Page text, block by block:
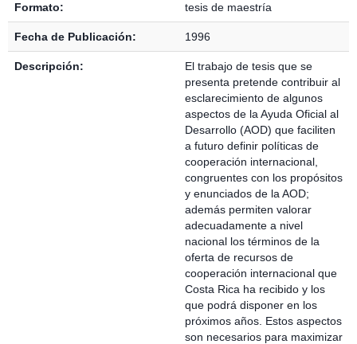
Formato: tesis de maestría
Fecha de Publicación: 1996
Descripción:
El trabajo de tesis que se
presenta pretende contribuir al
esclarecimiento de algunos
aspectos de la Ayuda Oficial al
Desarrollo (AOD) que faciliten
a futuro definir políticas de
cooperación internacional,
congruentes con los propósitos
y enunciados de la AOD;
además permiten valorar
adecuadamente a nivel
nacional los términos de la
oferta de recursos de
cooperación internacional que
Costa Rica ha recibido y los
que podrá disponer en los
próximos años. Estos aspectos
son necesarios para maximizar